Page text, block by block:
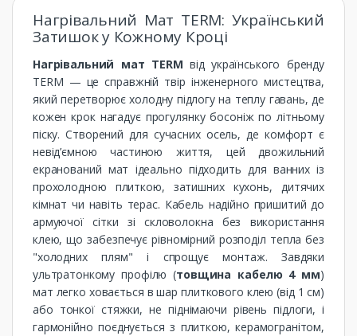
Нагрівальний Мат TERM: Український
Затишок у Кожному Кроці
Нагрівальний мат TERM від українського бренду
TERM — це справжній твір інженерного мистецтва,
який перетворює холодну підлогу на теплу гавань, де
кожен крок нагадує прогулянку босоніж по літньому
піску. Створений для сучасних осель, де комфорт є
невід’ємною частиною життя, цей двожильний
екранований мат ідеально підходить для ванних із
прохолодною плиткою, затишних кухонь, дитячих
кімнат чи навіть терас. Кабель надійно пришитий до
армуючої сітки зі скловолокна без використання
клею, що забезпечує рівномірний розподіл тепла без
"холодних плям" і спрощує монтаж. Завдяки
ультратонкому профілю (товщина кабелю 4 мм)
мат легко ховається в шар плиткового клею (від 1 см)
або тонкої стяжки, не піднімаючи рівень підлоги, і
гармонійно поєднується з плиткою, керамогранітом,